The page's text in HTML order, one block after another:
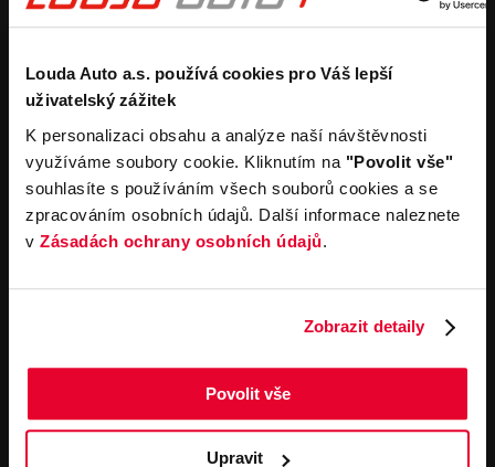
Louda Auto a.s. používá cookies pro Váš lepší
uživatelský zážitek
K personalizaci obsahu a analýze naší návštěvnosti
využíváme soubory cookie. Kliknutím na "Povolit vše"
souhlasíte s používáním všech souborů cookies a se
zpracováním osobních údajů. Další informace naleznete
v Zásadách ochrany osobních údajů.
Zobrazit detaily
Povolit vše
Upravit
Koupit užitkový vůz
Pronájem
Carsharing
Autopůjčovna
Operativní leasing
Společnost
Louda Auto+ Poděbrady
Obytné vozy
Novinky
Kariéra
Servisní služby
Servis
Důležité odkazy
Cookies
Všeobecné obchodní
podmínky pro online
vozidel
Všeobecné obchodní
podmínky pro provádění
servisních prací